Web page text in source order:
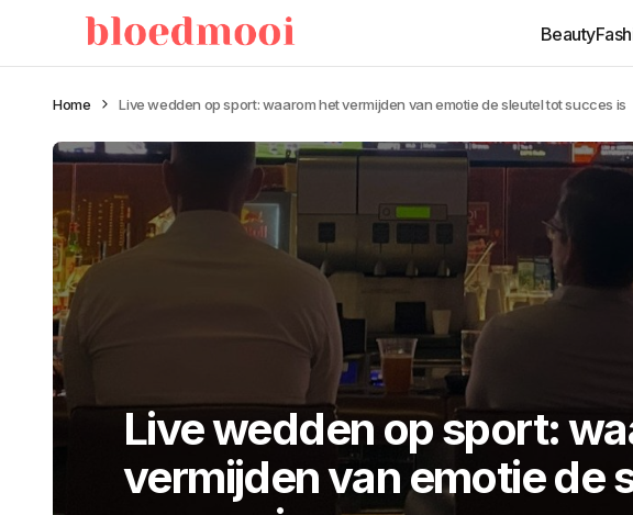
Beauty
Home Live wedden op sport: waarom het vermijden van emotie de sleutel tot succes is
Live wedden op sport:
vermijden van emotie de